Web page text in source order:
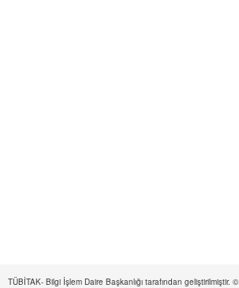
TÜBİTAK- Bilgi İşlem Daire Başkanlığı tarafından geliştirilmiştir.